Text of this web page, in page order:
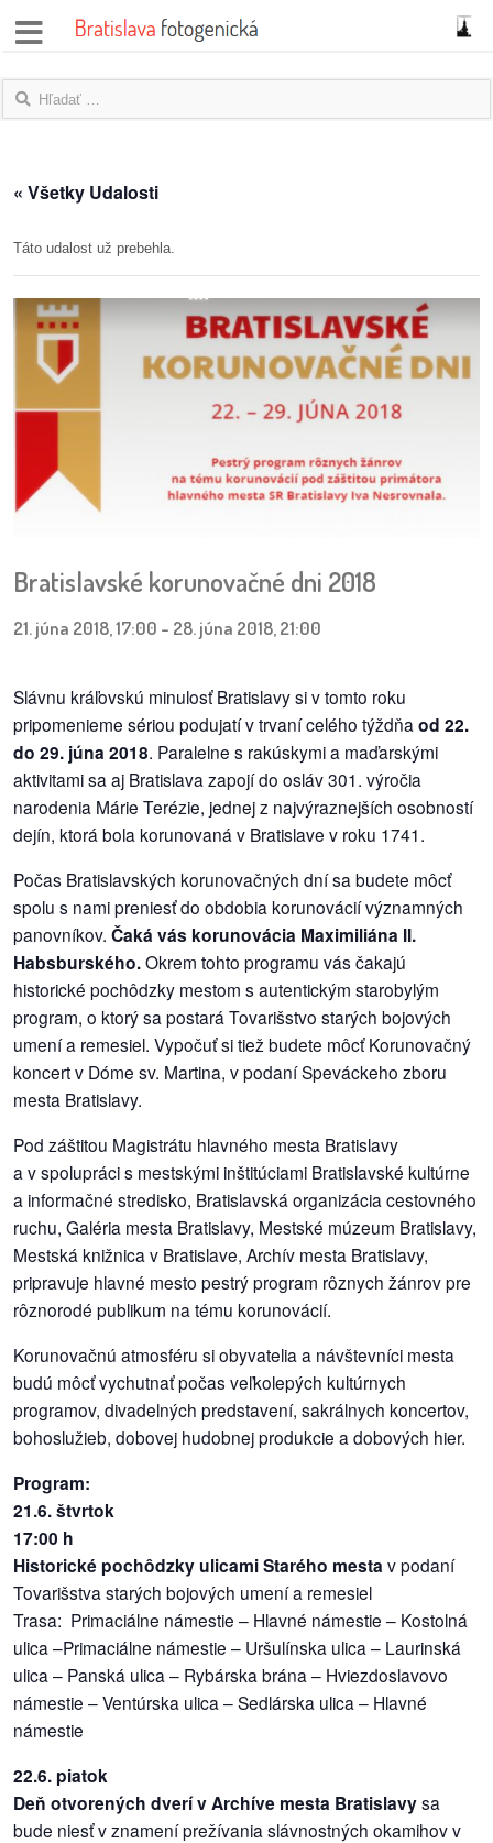
správy
názory
blogy
fotky
pozvánky
kalendár
zákony
mestské
časti
stavebné
konania
pripomienkové
konania
odkazy
petície
médií
videá
vychádzky
/
/
výstavy
o
nás
podpora
podporte
nás
podporili
nás
« Všetky Udalosti
Táto udalost už prebehla.
Bratislavské korunovačné dni 2018
21. júna 2018, 17:00 - 28. júna 2018, 21:00
Slávnu kráľovskú minulosť Bratislavy si v tomto roku
pripomenieme sériou podujatí v trvaní celého týždňa od 22.
do 29. júna 2018. Paralelne s rakúskymi a maďarskými
aktivitami sa aj Bratislava zapojí do osláv 301. výročia
narodenia Márie Terézie, jednej z najvýraznejších osobností
dejín, ktorá bola korunovaná v Bratislave v roku 1741.
Počas Bratislavských korunovačných dní sa budete môcť
spolu s nami preniesť do obdobia korunovácií významných
panovníkov. Čaká vás korunovácia Maximiliána II.
Habsburského.Okrem tohto programu vás čakajú
historické pochôdzky mestom s autentickým starobylým
program, o ktorý sa postará Tovarišstvo starých bojových
umení a remesiel. Vypočuť si tiež budete môcť Korunovačný
koncert v Dóme sv. Martina, v podaní Speváckeho zboru
mesta Bratislavy.
Pod záštitou Magistrátu hlavného mesta Bratislavy
a v spolupráci s mestskými inštitúciami Bratislavské kultúrne
a informačné stredisko, Bratislavská organizácia cestovného
ruchu, Galéria mesta Bratislavy, Mestské múzeum Bratislavy,
Mestská knižnica v Bratislave, Archív mesta Bratislavy,
pripravuje hlavné mesto pestrý program rôznych žánrov pre
rôznorodé publikum na tému korunovácií.
Korunovačnú atmosféru si obyvatelia a návštevníci mesta
budú môcť vychutnať počas veľkolepých kultúrnych
programov, divadelných predstavení, sakrálnych koncertov,
bohoslužieb, dobovej hudobnej produkcie a dobových hier.
Program:
21.6. štvrtok
17:00 h
Historické pochôdzky ulicami Starého mesta v podaní
Tovarišstva starých bojových umení a remesiel
Trasa: Primaciálne námestie – Hlavné námestie – Kostolná
ulica –Primaciálne námestie – Uršulínska ulica – Laurinská
ulica – Panská ulica – Rybárska brána – Hviezdoslavovo
námestie – Ventúrska ulica – Sedlárska ulica – Hlavné
námestie
22.6. piatok
Deň otvorených dverí v Archíve mesta Bratislavysa
bude niesť v znamení prežívania slávnostných okamihov v